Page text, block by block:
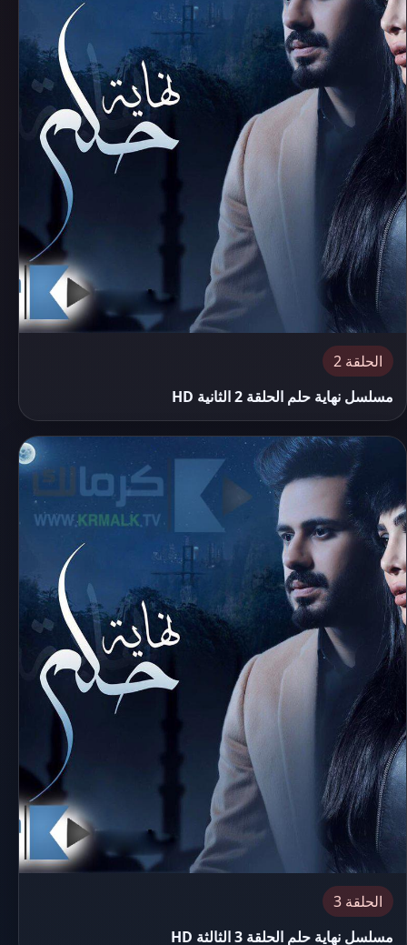
الحلقة 2
مسلسل نهاية حلم الحلقة 2 الثانية HD
الحلقة 3
مسلسل نهاية حلم الحلقة 3 الثالثة HD